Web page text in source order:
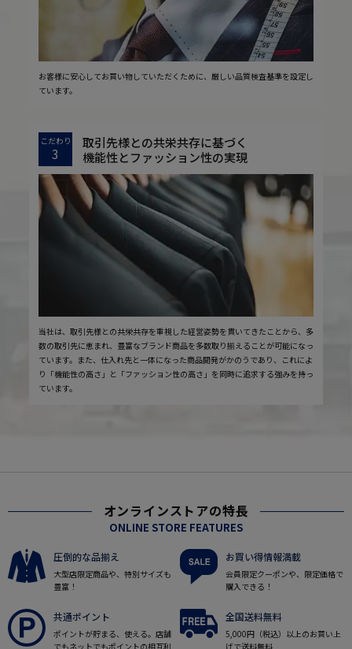
お客様に安心してお買い物していただくために、厳しい品質検査基準を設定し
ています。
こだわり
3
取引先様との共栄共存に基づく
機能性とファッション性の実現
当社は、取引先様との共栄共存を重視した経営姿勢を貫いてきたことから、多
数の取引先に恵まれ、豊富なブランド商品を多数取り揃えることが可能になっ
ています。また、仕入れ先と一体になった商品開発がかのうであり、これによ
り「機能性の高さ」と「ファッション性の高さ」を同時に追求する強みを持っ
ています。
オンラインストアの特長
ONLINE STORE FEATURES
圧倒的な品揃え
大型店限定商品や、特別サイズも
豊富！
お買い得情報満載
会員限定クーポンや、限定価格で
購入できる！
共通ポイント
ポイントが貯まる、使える。店舗
でもネットでもポイントの相互利
全国送料無料
5,000円（税込）以上のお買い上
げで送料無料